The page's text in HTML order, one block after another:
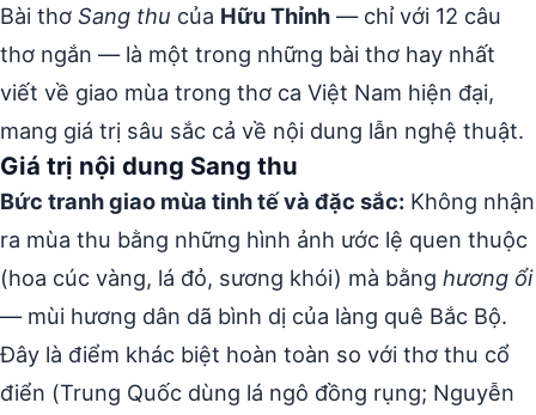
Bài thơ Sang thu của Hữu Thỉnh — chỉ với 12 câu
thơ ngắn — là một trong những bài thơ hay nhất
viết về giao mùa trong thơ ca Việt Nam hiện đại,
mang giá trị sâu sắc cả về nội dung lẫn nghệ thuật.
Giá trị nội dung Sang thu
Bức tranh giao mùa tinh tế và đặc sắc: Không nhận
ra mùa thu bằng những hình ảnh ước lệ quen thuộc
(hoa cúc vàng, lá đỏ, sương khói) mà bằng hương ổi
— mùi hương dân dã bình dị của làng quê Bắc Bộ.
Đây là điểm khác biệt hoàn toàn so với thơ thu cổ
điển (Trung Quốc dùng lá ngô đồng rụng; Nguyễn